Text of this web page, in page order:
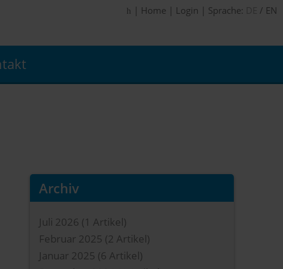
| Home | Login | Sprache: / EN
Archiv
Juli 2026 (1 Artikel)
Februar 2025 (2 Artikel)
Januar 2025 (6 Artikel)